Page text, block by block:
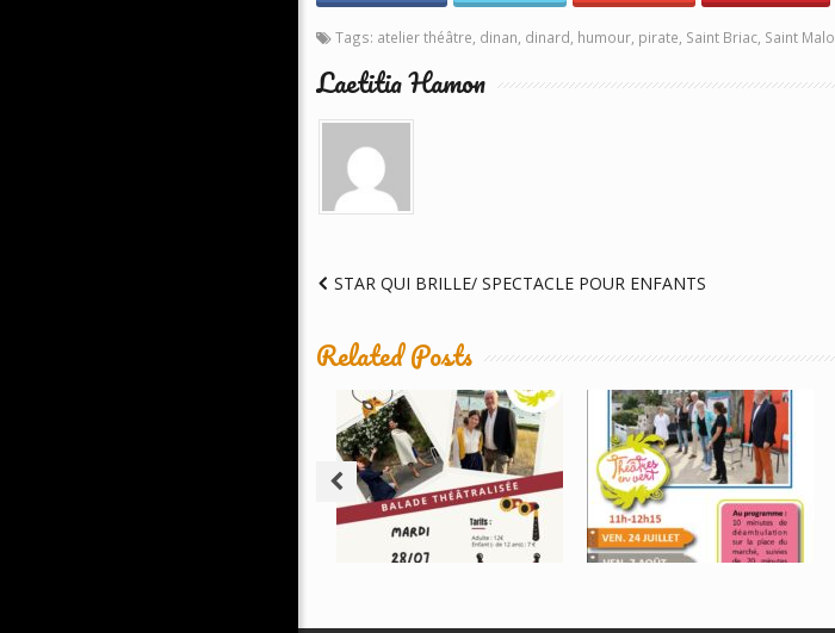
Tags: atelier théâtre, dinan, dinard, humour, pirate, Saint Briac, Saint Malo
Laetitia Hamon
STAR QUI BRILLE/ SPECTACLE POUR ENFANTS
Related Posts
Balade
Théâtralisée
Silence, Moteur,
Action Été